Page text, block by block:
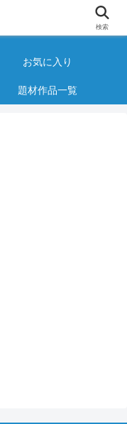
する情報サイト
お気に入り
題材作品一覧
検索